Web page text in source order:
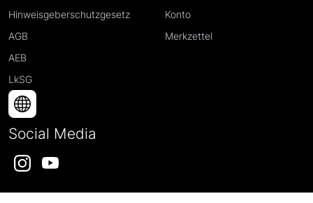
Hinweisgeberschutzgesetz
AGB
AEB
LkSG
Konto
Merkzettel
Social Media
InstagramYouTube